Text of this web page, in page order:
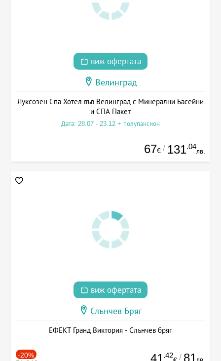
виж офертата
Велинград
Луксозен Спа Хотел във Велинград с Минерални Басейни
и СПА Пакет
Дата: 28.07 - 23.12 + полупансион
67€ / 131.04
лв.
виж офертата
Слънчев Бряг
ЕФЕКТ Гранд Виктория - Слънчев бряг
-20% 41 .42 / 81